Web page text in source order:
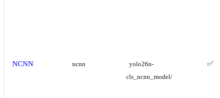
NCNN ncnn
yolo26n-
cls_ncnn_model/
✅